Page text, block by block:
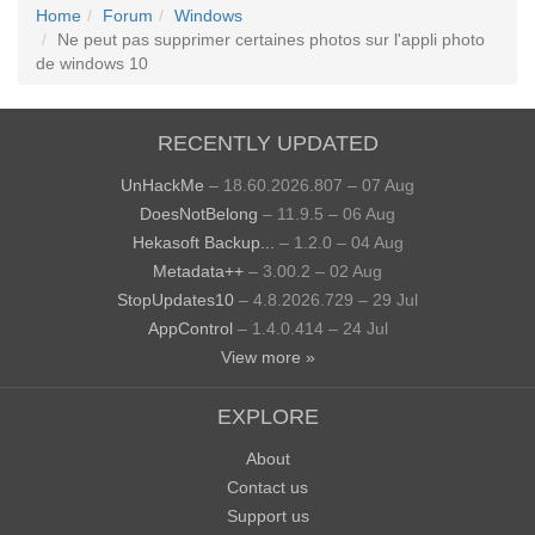
Home Forum
Windows
Ne peut pas supprimer certaines photos sur l'appli photo
de windows 10
RECENTLY UPDATED
UnHackMe – 18.60.2026.807 – 07 Aug
DoesNotBelong – 11.9.5 – 06 Aug
Hekasoft Backup...
– 1.2.0 – 04 Aug
Metadata++ – 3.00.2 – 02 Aug
StopUpdates10 – 4.8.2026.729 – 29 Jul
AppControl – 1.4.0.414 – 24 Jul
View more »
EXPLORE
About
Contact us
Support us